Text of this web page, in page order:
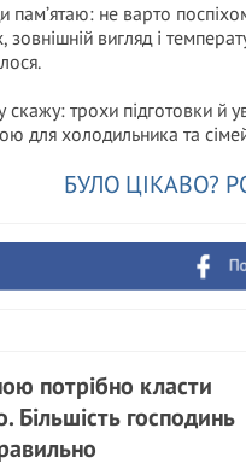
пам’ятаю: не варто
зовнішній вигляд і
скажу: трохи підготовки й
для холодильника та
БУЛО ЦІКАВО?